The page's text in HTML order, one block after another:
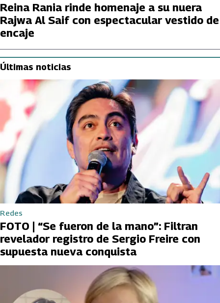
Reina Rania rinde homenaje a su nuera
Rajwa Al Saif con espectacular vestido de
encaje
Últimas noticias
Redes
FOTO | “Se fueron de la mano”: Filtran
revelador registro de Sergio Freire con
supuesta nueva conquista